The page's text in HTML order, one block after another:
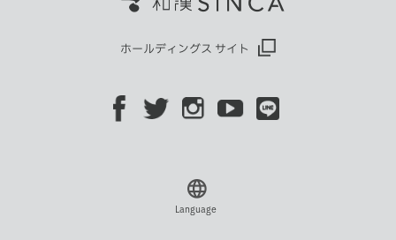
ホールディングス サイト
Language